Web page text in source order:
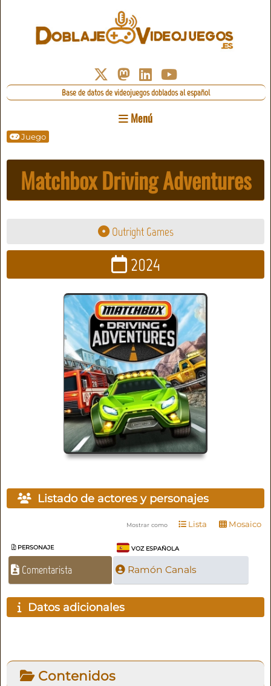
Base de datos de videojuegos doblados al español
Menú
Juego
Matchbox Driving Adventures
Outright Games
2024
Listado de actores y personajes
Mostrar como Lista Mosaico
PERSONAJE VOZ ESPAÑOLA
Comentarista Ramón Canals
Datos adicionales
Contenidos